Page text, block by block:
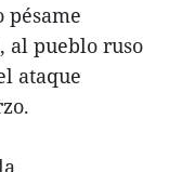
pésame
al pueblo ruso
ataque